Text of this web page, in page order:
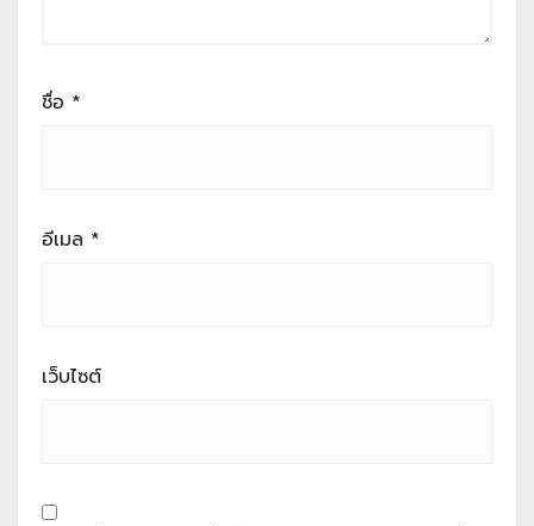
ชื่อ *
อีเมล *
เว็บไซต์